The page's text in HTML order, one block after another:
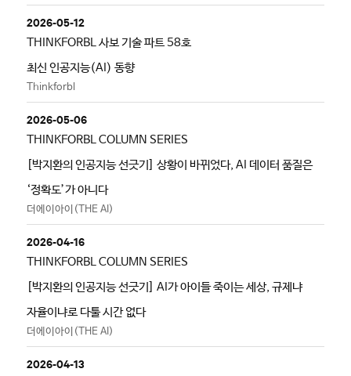
2026-05-12
THINKFORBL 사보 기술 파트 58호
최신 인공지능(AI) 동향
Thinkforbl
2026-05-06
THINKFORBL COLUMN SERIES
[박지환의 인공지능 선긋기] 상황이 바뀌었다, AI 데이터 품질은
‘정확도’가 아니다
더에이아이(THE AI)
2026-04-16
THINKFORBL COLUMN SERIES
[박지환의 인공지능 선긋기] AI가 아이들 죽이는 세상, 규제냐
자율이냐로 다툴 시간 없다
더에이아이(THE AI)
2026-04-13